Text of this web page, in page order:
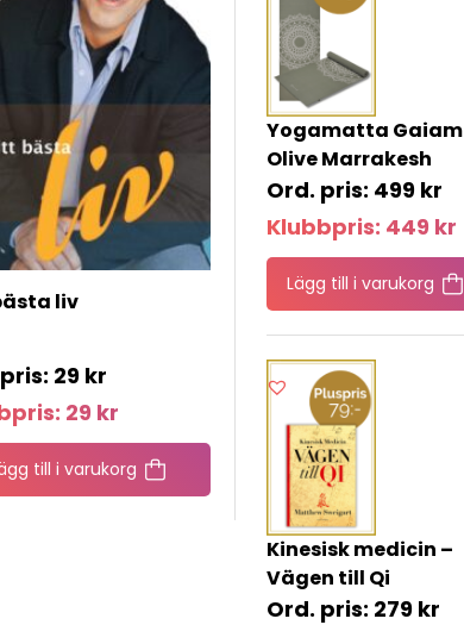
liv
29 kr
29 kr
till i varukorg
Yogamatta Gaiam
Olive Marrakesh
499 kr
Klubbpris: 449 kr
Lägg till i varukorg
Kinesisk medicin –
Vägen till Qi
279 kr